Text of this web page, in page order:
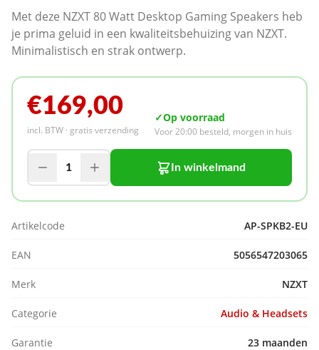
Met deze NZXT 80 Watt Desktop Gaming Speakers heb
je prima geluid in een kwaliteitsbehuizing van NZXT.
Minimalistisch en strak ontwerp.
€169,00
incl. BTW · gratis verzending
✓Op voorraad
Voor 20:00 besteld, morgen in huis
1 In winkelmand
Artikelcode AP-SPKB2-EU
EAN 5056547203065
Merk NZXT
Categorie Audio & Headsets
Garantie 23 maanden